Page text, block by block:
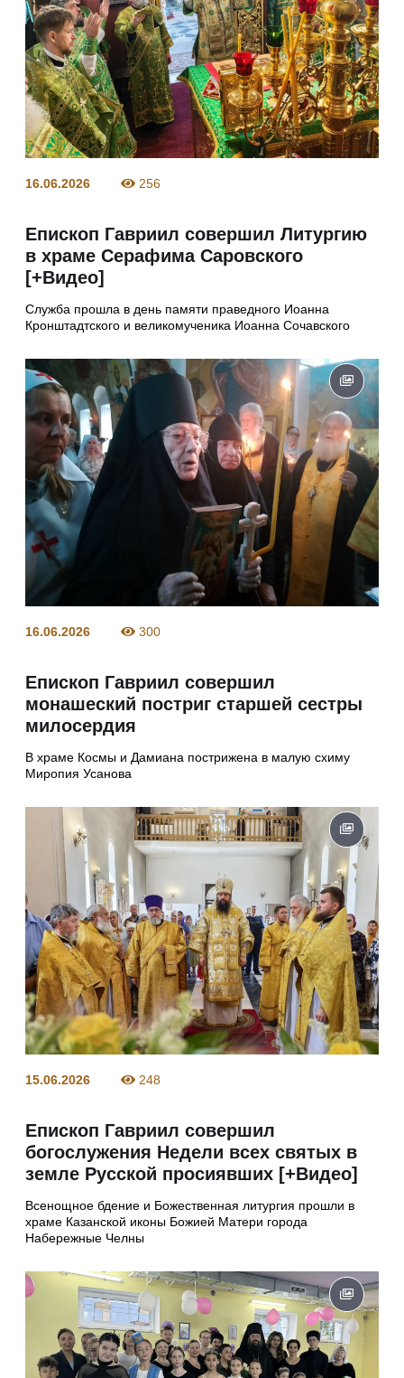
16.06.2026 256
Епископ Гавриил совершил Литургию
в храме Серафима Саровского
[+Видео]
Служба прошла в день памяти праведного Иоанна
Кронштадтского и великомученика Иоанна Сочавского
16.06.2026 300
Епископ Гавриил совершил
монашеский постриг старшей сестры
милосердия
В храме Космы и Дамиана пострижена в малую схиму
Миропия Усанова
15.06.2026 248
Епископ Гавриил совершил
богослужения Недели всех святых в
земле Русской просиявших [+Видео]
Всенощное бдение и Божественная литургия прошли в
храме Казанской иконы Божией Матери города
Набережные Челны